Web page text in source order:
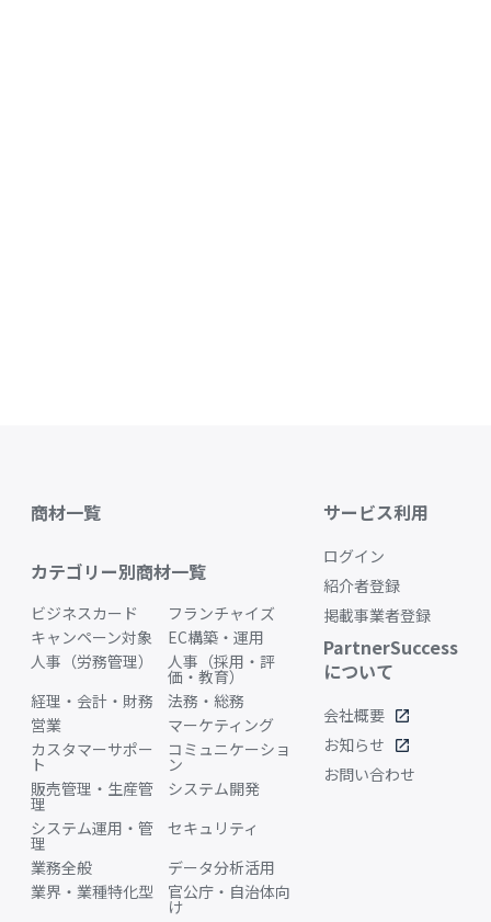
商材一覧
カテゴリー別商材一覧
ビジネスカード
フランチャイズ
キャンペーン対象
EC構築・運用
人事（労務管理）
人事（採用・評
価・教育）
経理・会計・財務
法務・総務
営業
マーケティング
カスタマーサポー
ト
コミュニケーショ
ン
販売管理・生産管
理
システム開発
システム運用・管
理
セキュリティ
業務全般
データ分析活用
業界・業種特化型
官公庁・自治体向
け
サービス利用
ログイン
紹介者登録
掲載事業者登録
PartnerSuccess
について
会社概要 open_in_new
お知らせ open_in_new
お問い合わせ